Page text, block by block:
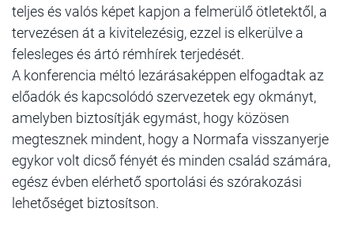
teljes és valós képet kapjon a felmerülő ötletektől, a
tervezésen át a kivitelezésig, ezzel is elkerülve a
felesleges és ártó rémhírek terjedését.
A konferencia méltó lezárásaképpen elfogadtak az
előadók és kapcsolódó szervezetek egy okmányt,
amelyben biztosítják egymást, hogy közösen
megtesznek mindent, hogy a Normafa visszanyerje
egykor volt dicső fényét és minden család számára,
egész évben elérhető sportolási és szórakozási
lehetőséget biztosítson.